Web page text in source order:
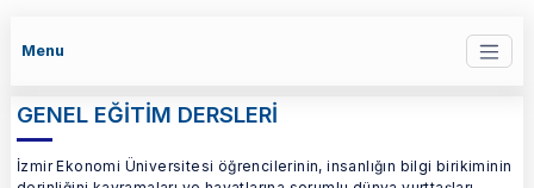
Menu
GENEL EĞİTİM DERSLERİ
İzmir Ekonomi Üniversitesi öğrencilerinin, insanlığın bilgi birikiminin